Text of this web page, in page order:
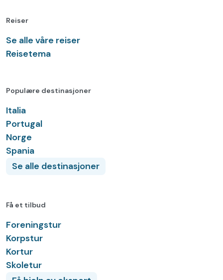
Reiser
Se alle våre reiser
Reisetema
Populære destinasjoner
Italia
Portugal
Norge
Spania
Se alle destinasjoner
Få et tilbud
Foreningstur
Korpstur
Kortur
Skoletur